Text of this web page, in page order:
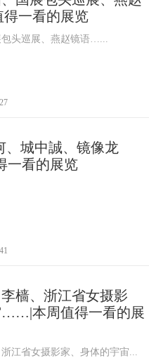
一看的展览
头巡展、燕赵镜语…...
、城中誠、镜像龙
看的展览
樯、浙江省女摄影
……|本周值得一看的展
江省女摄影家、身体的宇宙...